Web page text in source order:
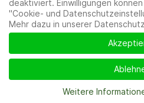
deaktiviert. Einwilligungen
"Cookie- und
Mehr dazu in unserer
Weitere